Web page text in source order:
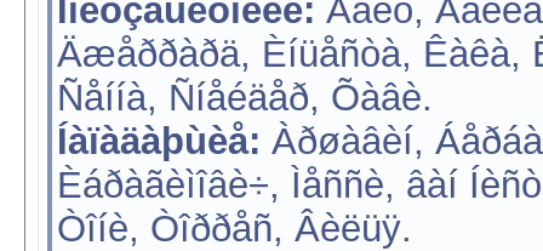
Ïîëóçàùèòíèêè: Äåêó,
Äæåððàðä, Èíüåñòà, Êàêà,
Ñåííà, Ñíåéäåð, Õàâè.
Íàïàäàþùèå: Àðøàâèí,
Èáðàãèìîâè÷, Ìåññè, âàí
Òîíè, Òîððåñ, Âèëüÿ.